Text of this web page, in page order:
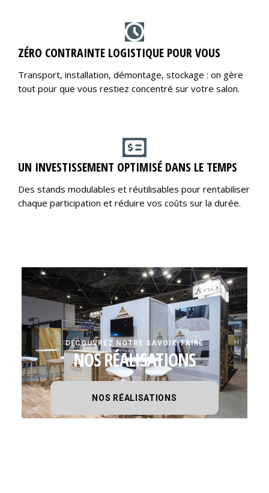
ZÉRO CONTRAINTE LOGISTIQUE POUR VOUS
Transport, installation, démontage, stockage : on gère
tout pour que vous restiez concentré sur votre salon.
UN INVESTISSEMENT OPTIMISÉ DANS LE TEMPS
Des stands modulables et réutilisables pour rentabiliser
chaque participation et réduire vos coûts sur la durée.
DÉCOUVREZ NOTRE SAVOIR-FAIRE
NOS RÉALISATIONS
NOS RÉALISATIONS